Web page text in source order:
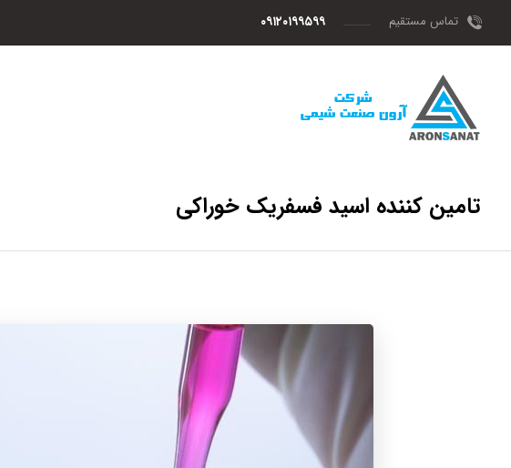
تماس مستقیم ۰۹۱۲۰۱۹۹۵۹۹
تامین کننده اسید فسفریک خوراکی